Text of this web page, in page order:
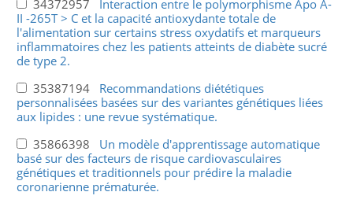
34372957 Interaction entre le polymorphisme Apo A-
II -265T > C et la capacité antioxydante totale de
l'alimentation sur certains stress oxydatifs et marqueurs
inflammatoires chez les patients atteints de diabète sucré
de type 2.
35387194 Recommandations diététiques
personnalisées basées sur des variantes génétiques liées
aux lipides : une revue systématique.
35866398 Un modèle d'apprentissage automatique
basé sur des facteurs de risque cardiovasculaires
génétiques et traditionnels pour prédire la maladie
coronarienne prématurée.